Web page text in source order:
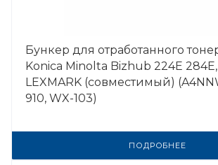
Бункер для отработанного
Konica Minolta Bizhub 224E
LEXMARK (совместимый)
910, WX-103)
ПОДРОБНЕЕ